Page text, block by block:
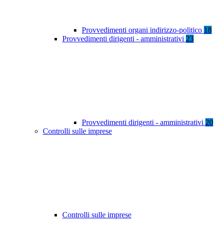
Provvedimenti organi indirizzo-politico 18
Provvedimenti dirigenti - amministrativi 23
Provvedimenti dirigenti - amministrativi 20
Controlli sulle imprese
Controlli sulle imprese